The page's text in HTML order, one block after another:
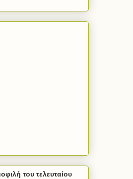
του τελευταίου